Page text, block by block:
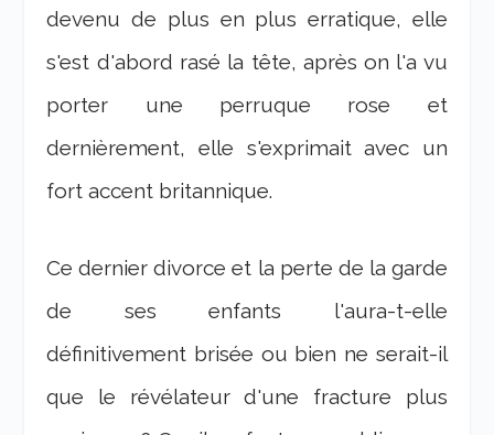
devenu de plus en plus erratique, elle
s'est d'abord rasé la tête, après on l'a vu
porter une perruque rose et
dernièrement, elle s'exprimait avec un
fort accent britannique.
Ce dernier divorce et la perte de la garde
de ses enfants l'aura-t-elle
définitivement brisée ou bien ne serait-il
que le révélateur d'une fracture plus